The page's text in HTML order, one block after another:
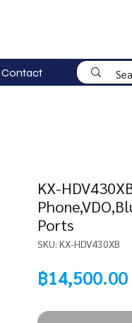
Contact
KX-
Ports
SKU: KX-HDV430XB
฿14,500.00